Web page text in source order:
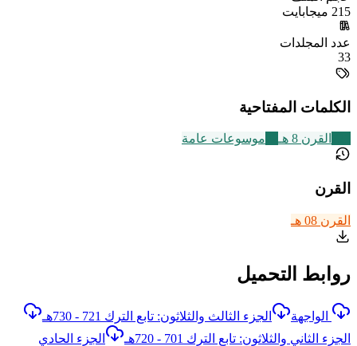
215 ميجابايت
عدد المجلدات
33
الكلمات المفتاحية
القرن 8 هـ موسوعات عامة
القرن
القرن 08 هـ
روابط التحميل
الواجهة
الجزء الثالث والثلاثون: تابع الترك 721 - 730هـ
الجزء الثاني والثلاثون: تابع الترك 701 - 720هـ
الجزء الحادي